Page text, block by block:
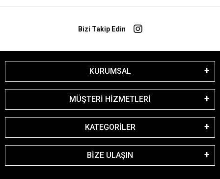
Bizi Takip Edin
KURUMSAL
MÜŞTERİ HİZMETLERİ
KATEGORİLER
BİZE ULAŞIN